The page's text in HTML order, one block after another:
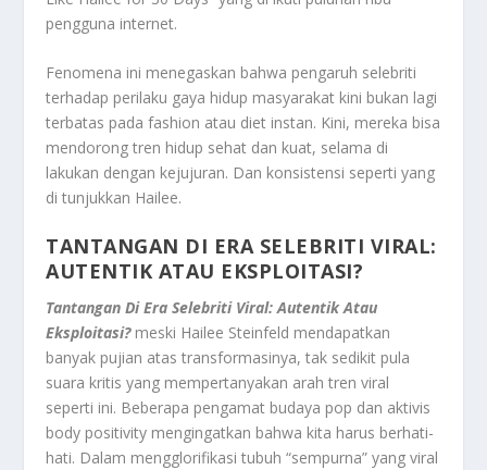
pengguna internet.
Fenomena ini menegaskan bahwa pengaruh selebriti
terhadap perilaku gaya hidup masyarakat kini bukan lagi
terbatas pada fashion atau diet instan. Kini, mereka bisa
mendorong tren hidup sehat dan kuat, selama di
lakukan dengan kejujuran. Dan konsistensi seperti yang
di tunjukkan Hailee.
TANTANGAN DI ERA SELEBRITI VIRAL:
AUTENTIK ATAU EKSPLOITASI?
Tantangan Di Era Selebriti Viral: Autentik Atau
Eksploitasi?meski Hailee Steinfeld mendapatkan
banyak pujian atas transformasinya, tak sedikit pula
suara kritis yang mempertanyakan arah tren viral
seperti ini. Beberapa pengamat budaya pop dan aktivis
body positivity mengingatkan bahwa kita harus berhati-
hati. Dalam mengglorifikasi tubuh “sempurna” yang viral